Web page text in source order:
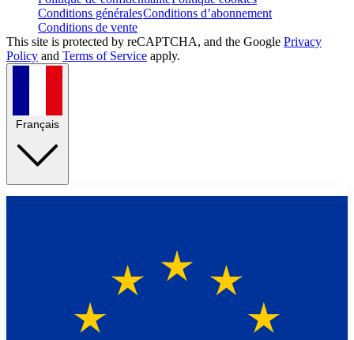
Conditions généralesConditions d’abonnement
Conditions de vente
This site is protected by reCAPTCHA, and the Google Privacy
Policy and Terms of Service apply.
Français